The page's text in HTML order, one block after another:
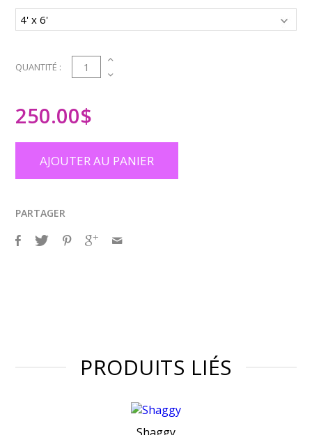
QUANTITÉ : 1
250.00$
AJOUTER AU PANIER
PARTAGER
PRODUITS LIÉS